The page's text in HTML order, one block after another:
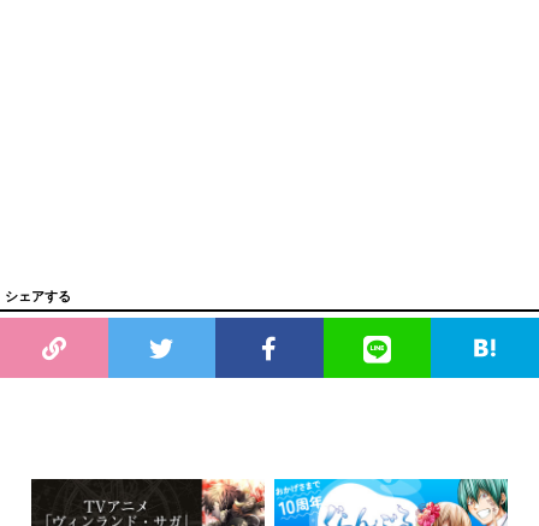
シェアする